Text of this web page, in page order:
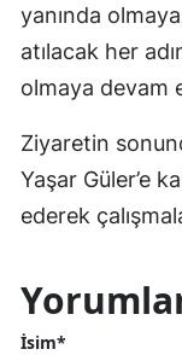
yanında
atılacak her
olmaya devam
Ziyaretin
Yaşar Güler’e
ederek
İsim*